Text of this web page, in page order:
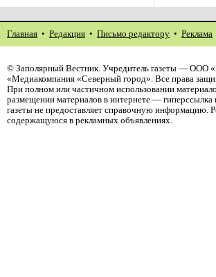
Главная • Редакция • Письмо редактору • Реклама
© Заполярный Вестник. Учредитель газеты — ООО
«Медиакомпания «Северный город». Все права
При полном или частичном использовании
размещении материалов в интернете —
газеты не предоставляет справочную информацию.
содержащуюся в рекламных объявлениях.